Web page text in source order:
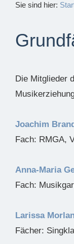
Sie sind hier:
Die Mitglieder
Joachim
Fach: RMGA,
Anna-Maria
Fach:
Larissa
Fächer: